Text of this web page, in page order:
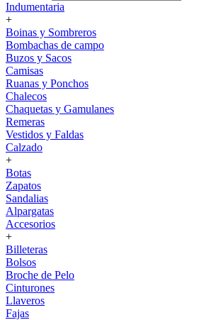
Indumentaria
+
Boinas y Sombreros
Bombachas de campo
Buzos y Sacos
Camisas
Ruanas y Ponchos
Chalecos
Chaquetas y Gamulanes
Remeras
Vestidos y Faldas
Calzado
+
Botas
Zapatos
Sandalias
Alpargatas
Accesorios
+
Billeteras
Bolsos
Broche de Pelo
Cinturones
Llaveros
Fajas